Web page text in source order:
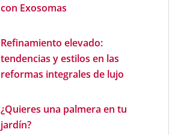
con Exosomas
Refinamiento elevado:
tendencias y estilos en las
reformas integrales de lujo
¿Quieres una palmera en tu
jardín?